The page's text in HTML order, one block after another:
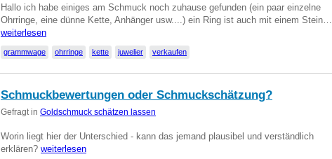
Hallo ich habe einiges am Schmuck noch zuhause gefunden (ein paar einzelne
Ohrringe, eine dünne Kette, Anhänger usw....) ein Ring ist auch mit einem Stein…
weiterlesen
grammwage ohrringe kette juwelier verkaufen
Schmuckbewertungen oder Schmuckschätzung?
Gefragt in Goldschmuck schätzen lassen
Worin liegt hier der Unterschied - kann das jemand plausibel und verständlich
erklären? weiterlesen